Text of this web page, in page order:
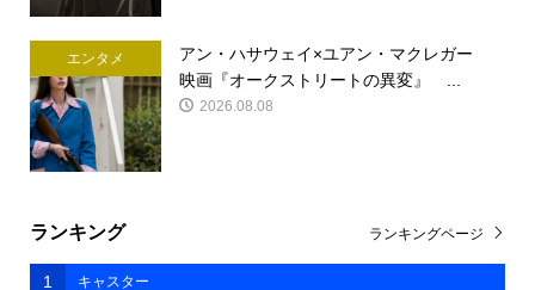
エンタメ
アン・ハサウェイ×ユアン・マクレガー
映画『オークストリートの異変』 ...
2026.08.08
ランキング
1 キャスター
ランキングページ